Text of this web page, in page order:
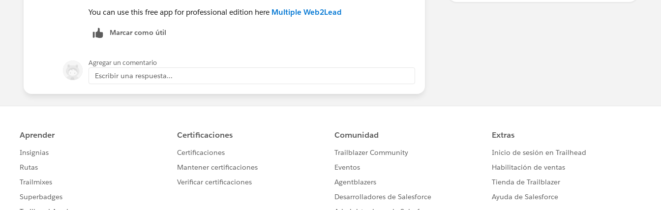
You can use this free app for professional edition here Multiple Web2Lead
Marcar como útil
Agregar un comentario
Escribir una respuesta...